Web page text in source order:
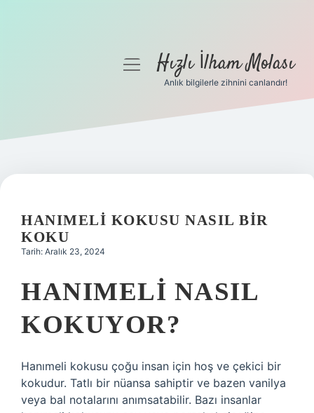
Gizlilik Politikası
Yasal Uyarı
menüyüHızlı İlham Molası
Anlık bilgilerle zihnini canlandır!
HANIMELI KOKUSU NASIL BIR
KOKU
Tarih: Aralık 23, 2024
HANIMELI NASIL
KOKUYOR?
Hanımeli kokusu çoğu insan için hoş ve çekici bir
kokudur. Tatlı bir nüansa sahiptir ve bazen vanilya
veya bal notalarını anımsatabilir. Bazı insanlar